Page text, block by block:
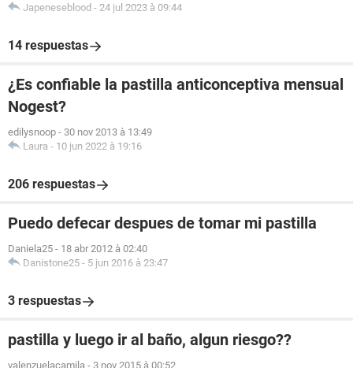
Japeneseblood - 24 jul 2023 à 09:44
14 respuestas
¿Es confiable la pastilla anticonceptiva mensual
Nogest?
edilysnoop - 30 nov 2013 à 13:49
Laura - 10 jun 2022 à 19:16
206 respuestas
Puedo defecar despues de tomar mi pastilla
Daniela25 - 18 abr 2012 à 02:40
Danistone25 - 5 jun 2016 à 23:47
3 respuestas
pastilla y luego ir al baño, algun riesgo??
valenzuelacamila - 3 nov 2015 à 00:52